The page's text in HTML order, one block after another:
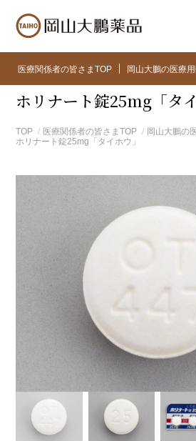
医療関係者の皆さまTOP 岡山大鵬の医療
ホリナート錠25mg「タイ
TOP 医療関係者の皆さまTOP
岡山大鵬の
ホリナート錠25mg「タイホウ」